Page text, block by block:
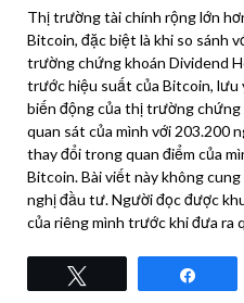
Thị trường tài chính rộng lớn
Bitcoin, đặc biệt là khi so sánh
trường chứng khoán Dividend
trước hiệu suất của Bitcoin, lưu
biến động của thị trường chứng
quan sát của mình với 203.200
thay đổi trong quan điểm của
Bitcoin. Bài viết này không
nghị đầu tư. Người đọc được
của riêng mình trước khi đưa ra